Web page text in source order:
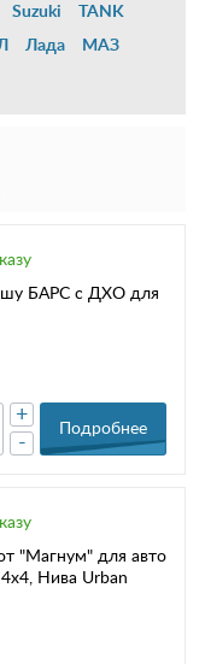
Suzuki
TANK
Лада
МАЗ
БАРС с ДХО для
-
+
Подробнее
"Магнум" для авто
4x4, Нива Urban